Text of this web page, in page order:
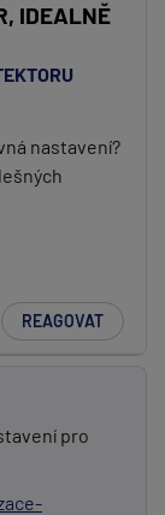
IDEALNĚ
nastavení?
REAGOVAT
pro